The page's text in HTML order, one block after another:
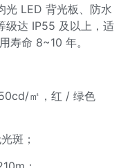
光 LED 背光板、防水
级达 IP55 及以上，适
命 8~10 年。
㎡，红 / 绿色
斑；